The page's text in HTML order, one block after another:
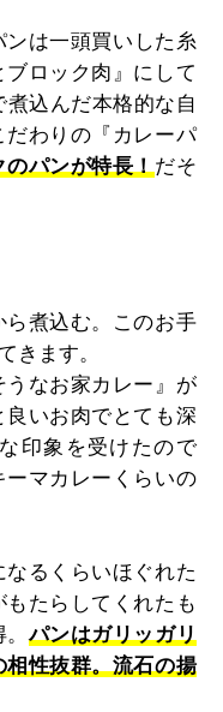
は一頭買いした糸
ロック肉』にして
込んだ本格的な自
わりの『カレーパ
のパンが特長！だそ
ら煮込む。このお手
きます。
なお家カレー』が
いお肉でとても深
印象を受けたので
マカレーくらいの
るくらいほぐれた
たらしてくれたも
。パンはガリッガリ
性抜群。流石の揚